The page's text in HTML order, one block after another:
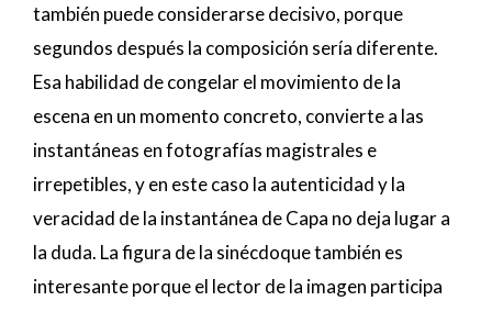
también puede considerarse decisivo, porque
segundos después la composición sería diferente.
Esa habilidad de congelar el movimiento de la
escena en un momento concreto, convierte a las
instantáneas en fotografías magistrales e
irrepetibles, y en este caso la autenticidad y la
veracidad de la instantánea de Capa no deja lugar a
la duda. La figura de la sinécdoque también es
interesante porque el lector de la imagen participa